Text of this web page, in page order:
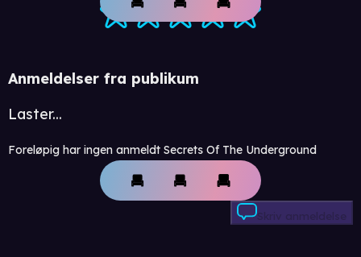
Anmeldelser fra publikum
Laster...
Foreløpig har ingen anmeldt Secrets Of The Underground
Skriv anmeldelse